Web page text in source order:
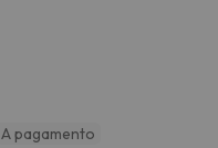
A pagamento